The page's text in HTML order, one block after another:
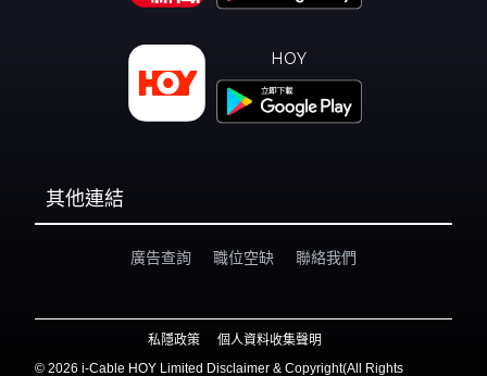
HOY
其他連結
廣告查詢 職位空缺 聯絡我們
私隱政策
個人資料收集聲明
© 2026 i-Cable HOY Limited Disclaimer & Copyright(All Rights